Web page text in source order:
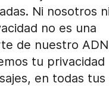
Ni nosotros
no es una
de nuestro
tu privacidad
en todas tus